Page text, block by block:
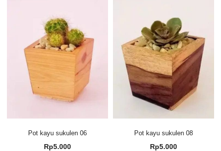
Pot kayu sukulen 06
Rp5.000
Pot kayu sukulen 08
Rp5.000